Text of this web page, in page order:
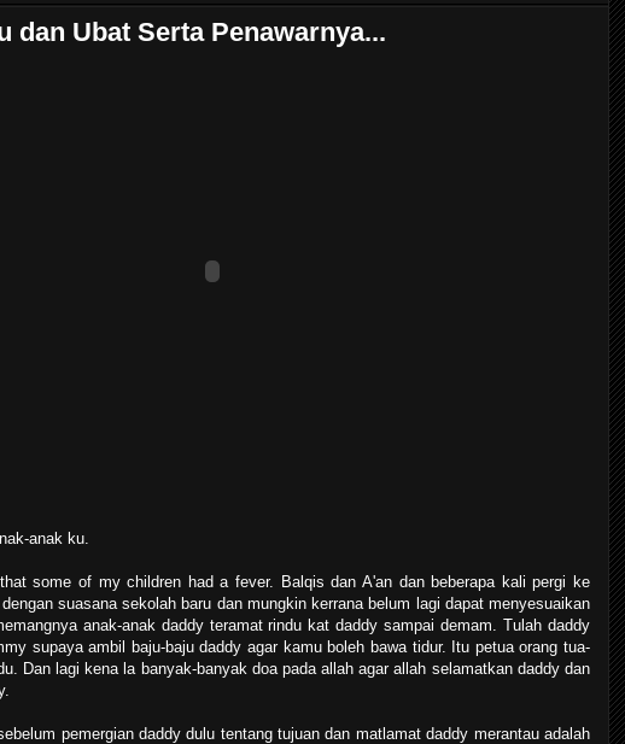
dan Ubat Serta Penawarnya...
anak ku.
some of my children had a fever. Balqis dan A'an dan beberapa kali pergi ke
suasana sekolah baru dan mungkin kerrana belum lagi dapat menyesuaikan
anak-anak daddy teramat rindu kat daddy sampai demam. Tulah daddy
supaya ambil baju-baju daddy agar kamu boleh bawa tidur. Itu petua orang tua-
Dan lagi kena la banyak-banyak doa pada allah agar allah selamatkan daddy dan
pemergian daddy dulu tentang tujuan dan matlamat daddy merantau adalah